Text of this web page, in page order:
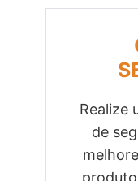
Realize
de